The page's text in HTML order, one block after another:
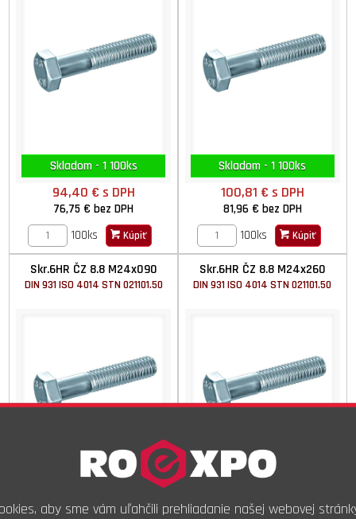
Skladom - 1 100ks
94,40 € s DPH
76,75 €bez DPH
100ks
Kúpiť
Skladom - 1 100ks
100,81 € s DPH
81,96 € bez DPH
100ks
Kúpiť
Skr.6HR ČZ 8.8 M24x090
DIN 931 ISO 4014 STN 021101.50
101,08 €s DPH
Skr.6HR ČZ 8.8 M24x260
DIN 931 ISO 4014 STN 021101.50
331,29 €s DPH
aby sme vám uľahčili prehliadanie našej webovej